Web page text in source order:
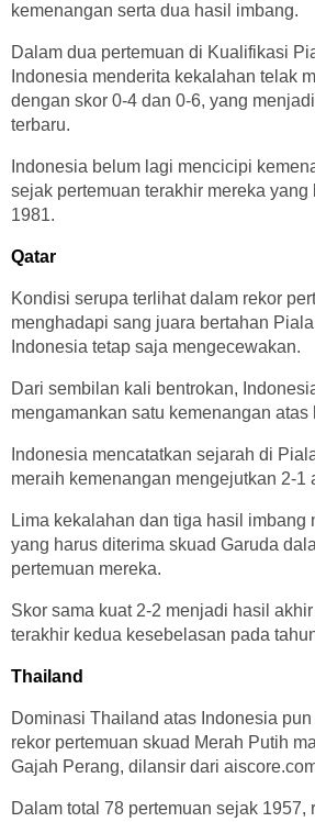
kemenangan serta dua hasil imbang.
Dalam dua pertemuan di Kualifikasi
Indonesia menderita kekalahan telak
dengan skor 0-4 dan 0-6, yang
terbaru.
Indonesia belum lagi mencicipi
sejak pertemuan terakhir mereka yang
1981.
Qatar
Kondisi serupa terlihat dalam rekor
menghadapi sang juara bertahan
Indonesia tetap saja mengecewakan.
Dari sembilan kali bentrokan,
mengamankan satu kemenangan atas
Indonesia mencatatkan sejarah di
meraih kemenangan mengejutkan 2-1
Lima kekalahan dan tiga hasil imbang
yang harus diterima skuad Garuda
pertemuan mereka.
Skor sama kuat 2-2 menjadi hasil
terakhir kedua kesebelasan pada
Thailand
Dominasi Thailand atas Indonesia
rekor pertemuan skuad Merah Putih
Gajah Perang, dilansir dari
Dalam total 78 pertemuan sejak 1957,